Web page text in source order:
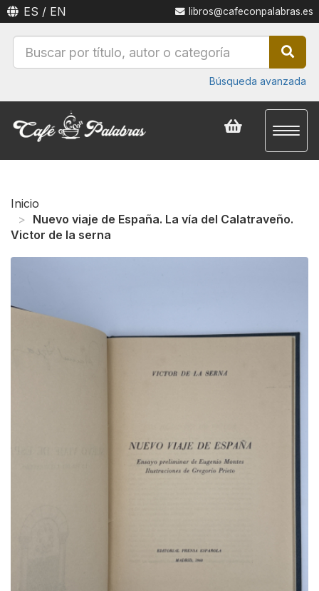
ES / EN libros@cafeconpalabras.es
Búsqueda avanzada
Inicio
Nuevo viaje de España. La vía del Calatraveño.
Victor de la serna